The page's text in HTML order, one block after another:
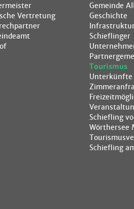
Vertretung
Gemeinde
Geschichte
Schieflinger
Tourismus
Unterkünfte
Schiefling
Wörthersee
Schiefling